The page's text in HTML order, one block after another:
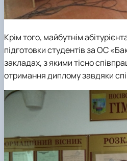
Крім того, майбутнім
підготовки студентів за ОС
закладах, з якими тісно
отримання диплому завдяки